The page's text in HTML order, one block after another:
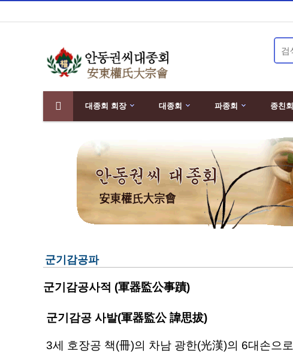
대종회 회장 대종회 파종회 종친
군기감공파
군기감공사적 (軍器監公事蹟)
군기감공 사발(軍器監公 諱思拔)
3세 호장공 책(冊)의 차남 광한(光漢)의 6대손으